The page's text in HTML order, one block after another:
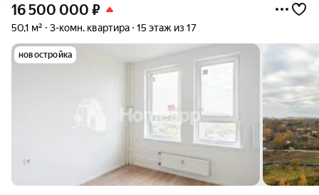
16 500 000 ₽
50,1 м² 3-комн. квартира 15 этаж из 17
новостройка